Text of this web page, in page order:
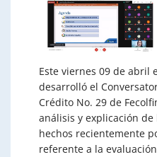
Este viernes 09 de abril
desarrolló el
Crédito No. 29 de
análisis y explicación
hechos recientemente
referente a la